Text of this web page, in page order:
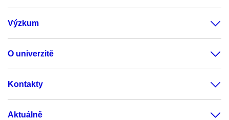
Výzkum
O univerzitě
Kontakty
Aktuálně